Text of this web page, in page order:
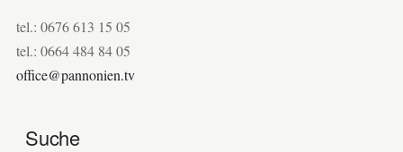
tel.: 0676 613 15 05
tel.: 0664 484 84 05
office@pannonien.tv
Suche